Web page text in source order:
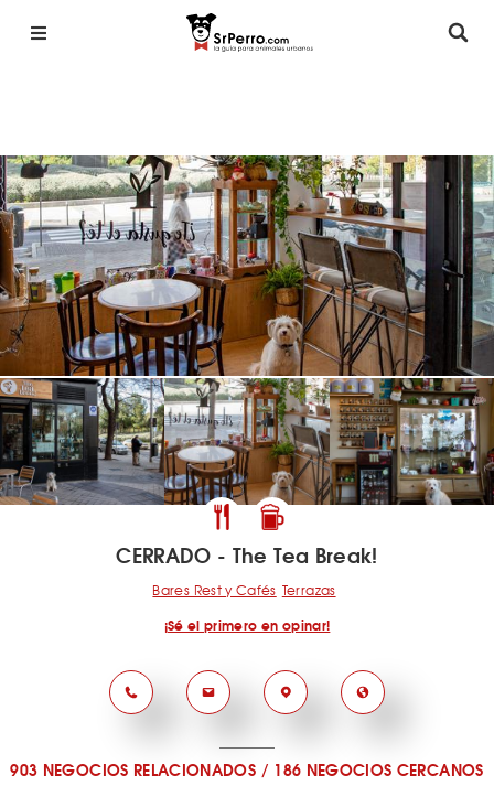
CERRADO - The Tea Break!
Bares Rest y Cafés Terrazas
¡Sé el primero en opinar!
903 NEGOCIOS RELACIONADOS / 186 NEGOCIOS CERCANOS